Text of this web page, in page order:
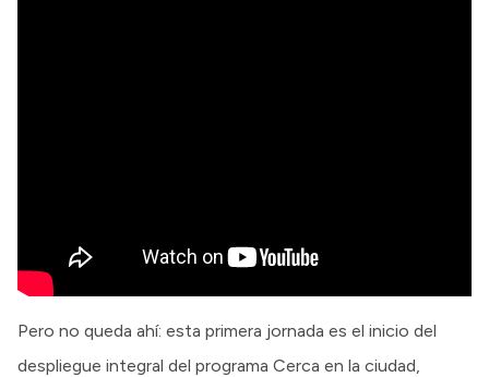
Pero no queda ahí: esta primera jornada es el inicio del
despliegue integral del programa Cerca en la ciudad,